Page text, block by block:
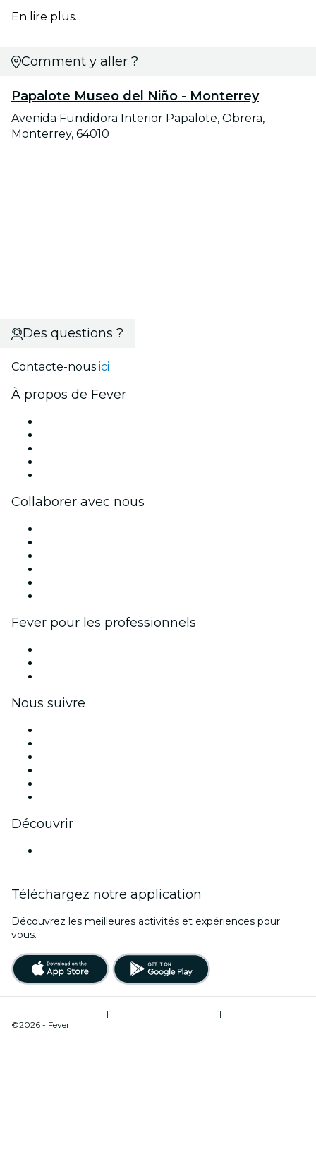
En lire plus...
Comment y aller ?
Papalote Museo del Niño - Monterrey
Avenida Fundidora Interior Papalote, Obrera,
Monterrey, 64010
Des questions ?
Contacte-nous ici
À propos de Fever
Collaborer avec nous
Fever pour les professionnels
Nous suivre
Découvrir
Téléchargez notre application
Découvrez les meilleures activités et expériences pour
vous.
| |
©2026 - Fever